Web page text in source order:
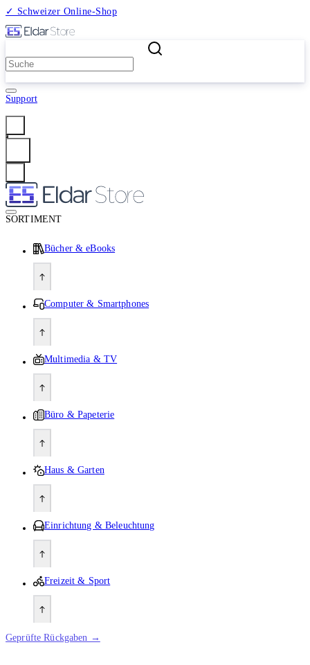
✓ Schweizer Online-Shop
Support
SORTIMENT
Bücher & eBooks
Computer & Smartphones
Multimedia & TV
Büro & Papeterie
Haus & Garten
Einrichtung & Beleuchtung
Freizeit & Sport
Geprüfte Rückgaben →